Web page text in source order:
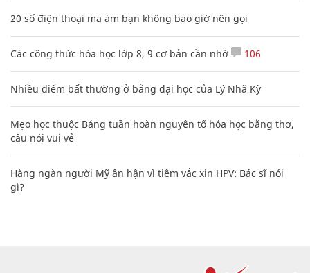
20 số điện thoại ma ám bạn không bao giờ nên gọi
Các công thức hóa học lớp 8, 9 cơ bản cần nhớ 106
Nhiều điểm bất thường ở bằng đại học của Lý Nhã Kỳ
Mẹo học thuộc Bảng tuần hoàn nguyên tố hóa học bằng thơ,
câu nói vui vẻ
Hàng ngàn người Mỹ ân hận vì tiêm vắc xin HPV: Bác sĩ nói
gì?